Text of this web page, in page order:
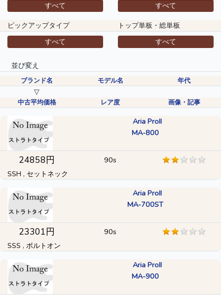
すべて
すべて
ピックアップタイプ
トップ単板・総単板
すべて
すべて
並び変え
ブランド名 モデル名 年代
▽
中古平均価格 レア度 画像・記事
Aria ProII
MA-800
24858円 90s
SSH , セットネック
Aria ProII
MA-700ST
23301円 90s
SSS , ボルトオン
Aria ProII
MA-900